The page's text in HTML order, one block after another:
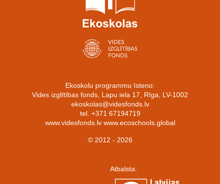
Ekoskolu programmu īsteno:
Vides izglītības fonds, Lapu iela 17, Rīga, LV-1002
ekoskolas@videsfonds.lv
tel. +371 67194719
www.videsfonds.lv www.ecoschools.global
© 2012 - 2026
Atbalsta: